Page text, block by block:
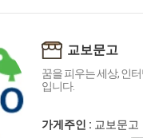
교보문고
꿈을 피우는 세상, 인
입니다.
가게주인 : 교보문고